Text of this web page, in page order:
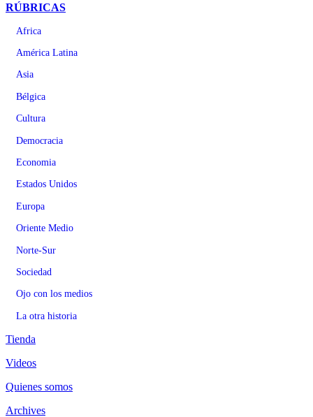
RÚBRICAS
Africa
América Latina
Asia
Bélgica
Cultura
Democracia
Economia
Estados Unidos
Europa
Oriente Medio
Norte-Sur
Sociedad
Ojo con los medios
La otra historia
Tienda
Videos
Quienes somos
Archives